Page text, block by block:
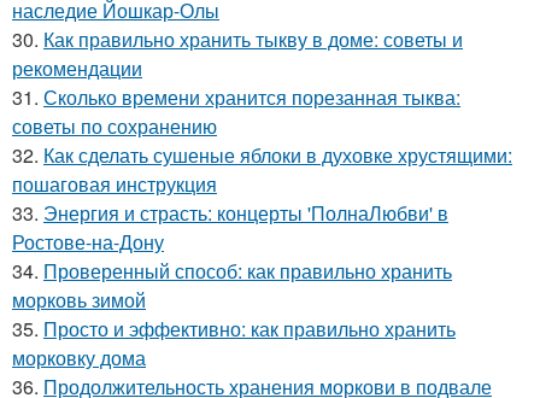
наследие Йошкар-Олы
30. Как правильно хранить тыкву в доме: советы и
рекомендации
31. Сколько времени хранится порезанная тыква:
советы по сохранению
32. Как сделать сушеные яблоки в духовке хрустящими:
пошаговая инструкция
33. Энергия и страсть: концерты 'ПолнаЛюбви' в
Ростове-на-Дону
34. Проверенный способ: как правильно хранить
морковь зимой
35. Просто и эффективно: как правильно хранить
морковку дома
36. Продолжительность хранения моркови в подвале